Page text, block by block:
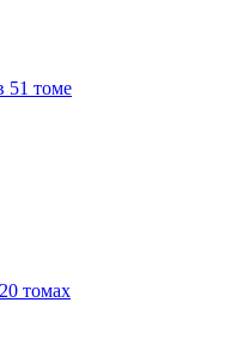
51 томе